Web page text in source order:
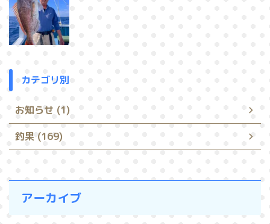
カテゴリ別
お知らせ (1)
釣果 (169)
アーカイブ